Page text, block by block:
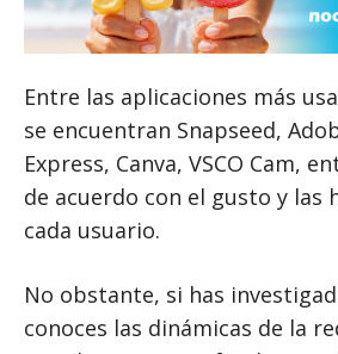
Entre las aplicaciones más
se encuentran Snapseed,
Express, Canva, VSCO Cam,
de acuerdo con el gusto y las
cada usuario.
No obstante, si has
conoces las dinámicas de la